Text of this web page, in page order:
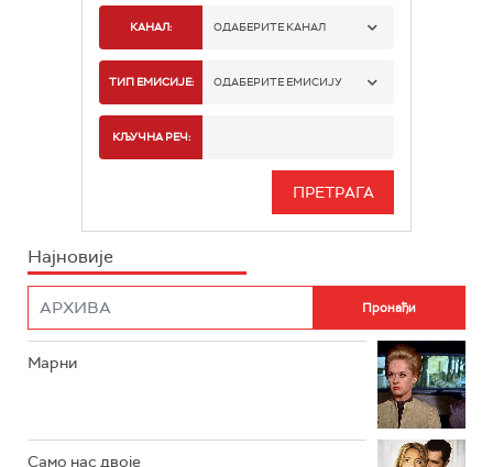
КАНАЛ: ОДАБЕРИТЕ КАНАЛ
РТС 1
РТС 3
ТИП ЕМИСИЈЕ: ОДАБЕРИТЕ ЕМИСИЈУ
ИНФО
КЉУЧНА РЕЧ:
Најновије
Марни
Само нас двоје